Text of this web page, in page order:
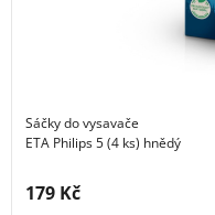
Sáčky do vysavače
ETA Philips 5 (4 ks) hnědý
Cena s DPH:
179 Kč